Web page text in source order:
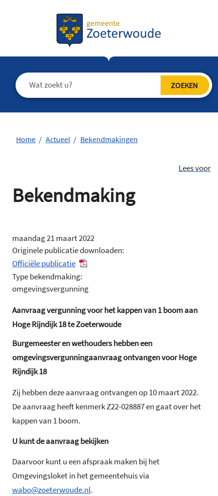
Home Actueel Bekendmakingen
Lees voor
Bekendmaking
maandag 21 maart 2022
Originele publicatie downloaden:
Officiële publicatie
Type bekendmaking:
omgevingsvergunning
Aanvraag vergunning voor het kappen van 1 boom aan
Hoge Rijndijk 18 te Zoeterwoude
Burgemeester en wethouders hebben een
omgevingsvergunningaanvraag ontvangen voor Hoge
Rijndijk 18
Zij hebben deze aanvraag ontvangen op 10 maart 2022.
De aanvraag heeft kenmerk Z22-028887 en gaat over het
kappen van 1 boom.
U kunt de aanvraag bekijken
Daarvoor kunt u een afspraak maken bij het
Omgevingsloket in het gemeentehuis via
wabo@zoeterwoude.nl.